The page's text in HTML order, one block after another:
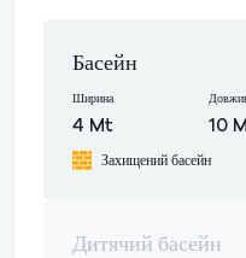
Басейн
Ширина
4 Mt 10
Захищений басейн
Дитячий басейн